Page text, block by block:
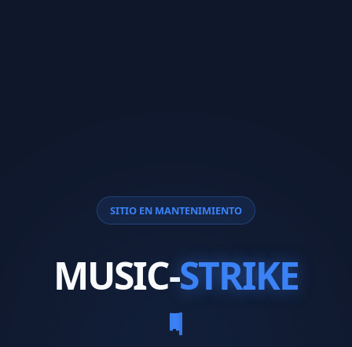
SITIO EN MANTENIMIENTO
MUSIC-STRIKE